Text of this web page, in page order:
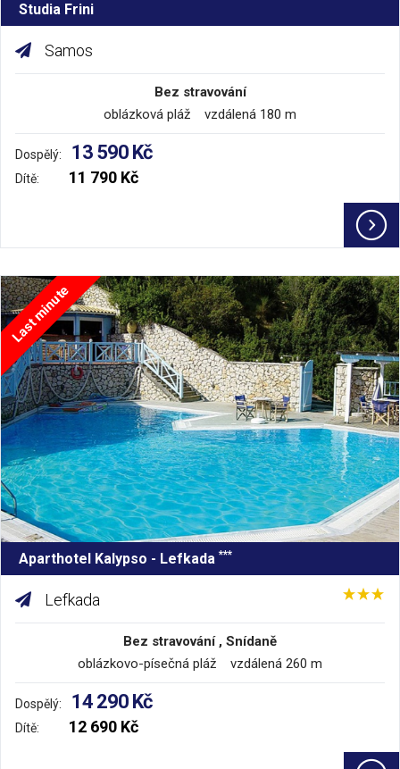
Studia Frini
Samos
Bez stravování
oblázková pláž vzdálená 180 m
Dospělý: 13 590 Kč
Dítě: 11 790 Kč
Last minute
Aparthotel Kalypso - Lefkada ***
Lefkada
Bez stravování , Snídaně
oblázkovo-písečná pláž vzdálená 260 m
Dospělý: 14 290 Kč
Dítě: 12 690 Kč